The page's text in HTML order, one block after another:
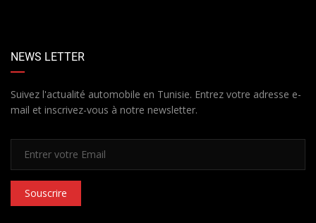
NEWS LETTER
Suivez l'actualité automobile en Tunisie. Entrez votre adresse e-
mail et inscrivez-vous à notre newsletter.
Souscrire